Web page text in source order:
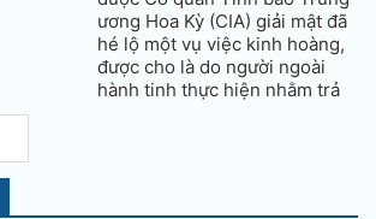
ương Hoa Kỳ (CIA) giải mật đã
hé lộ một vụ việc kinh hoàng,
được cho là do người ngoài
hành tinh thực hiện nhằm trả